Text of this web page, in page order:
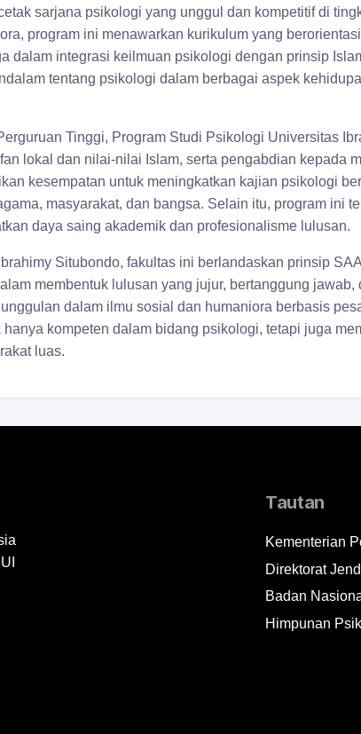
sarjana psikologi yang unggul dan kompetitif di
program ini menawarkan kurikulum yang
dalam integrasi keilmuan psikologi dengan prinsip
tentang psikologi dalam berbagai aspek
Tinggi, Program Studi Psikologi Universitas
lokal dan nilai-nilai Islam, serta pengabdian kepada
kesempatan untuk meningkatkan kajian psikologi
masyarakat, dan bangsa. Selain itu, program ini
daya saing akademik dan profesionalisme lulusan.
Situbondo, fakultas ini berlandaskan prinsip
membentuk lulusan yang jujur, bertanggung
dalam ilmu sosial dan humaniora berbasis
kompeten dalam bidang psikologi, tetapi juga
luas.
Tautan
Kementerian
Direktorat
Badan
Himpunan